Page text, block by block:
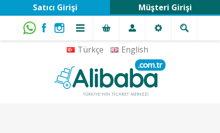
Türkçe English
Satıcı Girişi Müşteri Girişi